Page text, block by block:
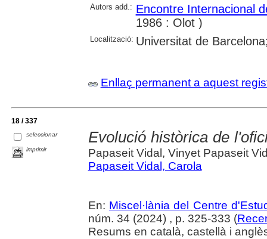
Autors add.: Encontre Internacional
1986 : Olot )
Localització: Universitat de
Enllaç permanent a aquest
18 / 337
seleccionar
imprimir
Evolució històrica de
Papaseit Vidal, Vinyet Papaseit
Papaseit Vidal, Carola
En: Miscel·lània del Centre
núm. 34 (2024) , p. 325-333 (
Resums en català, castellà i